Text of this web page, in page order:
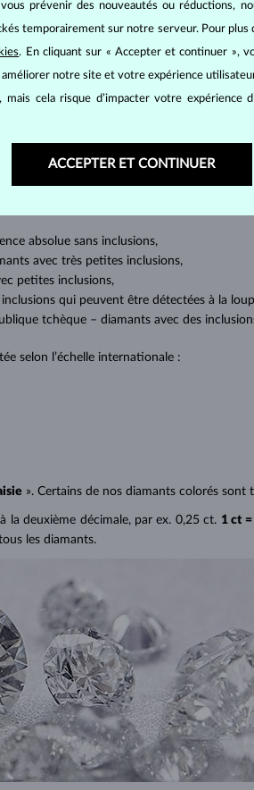
BIJOUX ENDIAMANT
taille ronde dite
appartient aux
cœur, larme, ovale ou princesse
taille et la répartition des inclusions ou
absolue sans inclusions,
avec très petites inclusions,
petites inclusions,
qui peuvent être détectées à la
tchèque – diamants avec des
selon l’échelle internationale :
». Certains de nos diamants colorés
la deuxième décimale, par ex. 0,25 ct. 1 ct
les diamants.
prévenir des nouveautés ou réductions,
temporairement sur notre serveur. Pour
. En cliquant sur « Accepter et continuer »,
notre site et votre expérience
mais cela risque d’impacter votre expérience
ACCEPTER ET CONTINUER